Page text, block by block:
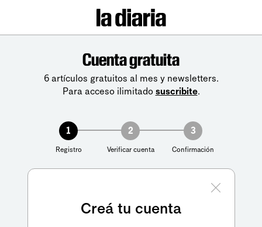
Cuenta gratuita
6 artículos gratuitos al mes y newsletters.
Para acceso ilimitado suscribite.
1
Registro
2
Verificar cuenta
3
Confirmación
Creá tu cuenta